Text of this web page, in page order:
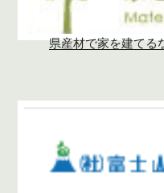
県産材で家を建てる